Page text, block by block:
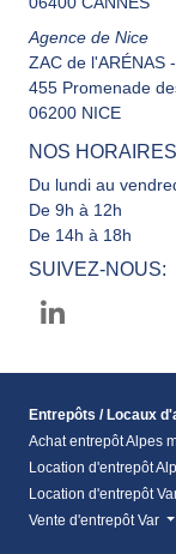
Agence de Nice
ZAC de l'ARÉNAS
455 Promenade
06200 NICE
NOS
Du lundi au
De 9h à 12h
De 14h à 18h
SUIVEZ-NOUS:
Entrepôts / Locaux
Achat entrepôt Alpes
Location d'entrepôt
Location d'entrepôt
Vente d'entrepôt Var